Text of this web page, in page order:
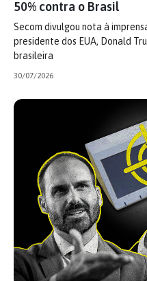
50% contra o Brasil
Secom divulgou nota à
presidente dos EUA, Donald
brasileira
30/07/2026